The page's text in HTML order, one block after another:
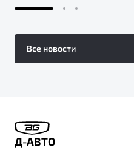
Все новости
Д-АВТО